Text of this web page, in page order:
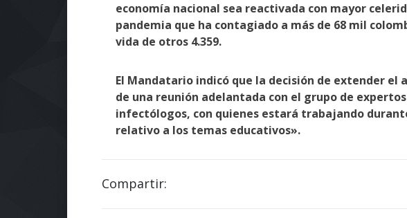
economía nacional sea reactivada con mayor
pandemia que ha contagiado a más de 68 mil
vida de otros 4.359.
El Mandatario indicó que la decisión de extender
de una reunión adelantada con el grupo de
infectólogos, con quienes estará trabajando
relativo a los temas educativos».
Compartir: